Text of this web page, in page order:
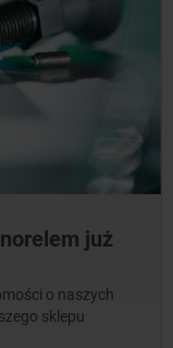
już
o naszych
sklepu